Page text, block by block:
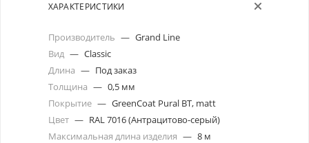
ХАРАКТЕРИСТИКИ
Производитель — Grand Line
Вид — Classic
Длина — Под заказ
Толщина — 0,5 мм
Покрытие — GreenCoat Pural BT, matt
Цвет — RAL 7016 (Антрацитово-серый)
Максимальная длина изделия — 8 м